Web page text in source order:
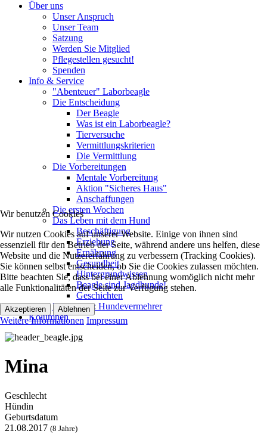
Über uns
Unser Anspruch
Unser Team
Satzung
Werden Sie Mitglied
Pflegestellen gesucht!
Spenden
Info & Service
"Abenteuer" Laborbeagle
Die Entscheidung
Der Beagle
Was ist ein Laborbeagle?
Tierversuche
Vermittlungskriterien
Die Vermittlung
Die Vorbereitungen
Mentale Vorbereitung
Aktion "Sicheres Haus"
Anschaffungen
Die ersten Wochen
Das Leben mit dem Hund
Beschäftigung
Erziehung
Ernährung
Gesundheit
Hintergrundwissen
Beagle sind Jagdhunde!
Geschichten
Kampagne: Hundevermehrer
Kolumnen
Mina
Geschlecht
Hündin
Geburtsdatum
21.08.2017 (8 Jahre)
Wir benutzen Cookies
Wir nutzen Cookies auf unserer Website. Einige von ihnen sind
essenziell für den Betrieb der Seite, während andere uns helfen, diese
Website und die Nutzererfahrung zu verbessern (Tracking Cookies).
Sie können selbst entscheiden, ob Sie die Cookies zulassen möchten.
Bitte beachten Sie, dass bei einer Ablehnung womöglich nicht mehr
alle Funktionalitäten der Seite zur Verfügung stehen.
Akzeptieren Ablehnen
Weitere Informationen Impressum